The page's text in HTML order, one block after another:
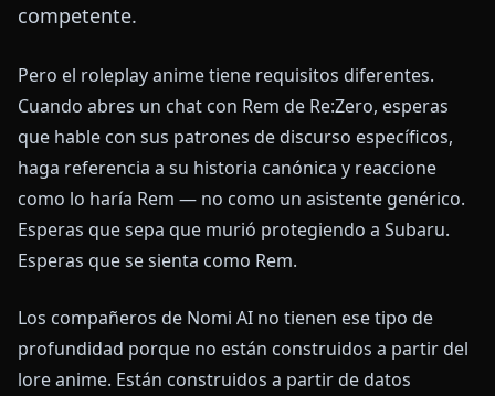
competente.
Pero el roleplay anime tiene requisitos diferentes.
Cuando abres un chat con Rem de Re:Zero, esperas
que hable con sus patrones de discurso específicos,
haga referencia a su historia canónica y reaccione
como lo haría Rem — no como un asistente genérico.
Esperas que sepa que murió protegiendo a Subaru.
Esperas que se sienta como Rem.
Los compañeros de Nomi AI no tienen ese tipo de
profundidad porque no están construidos a partir del
lore anime. Están construidos a partir de datos